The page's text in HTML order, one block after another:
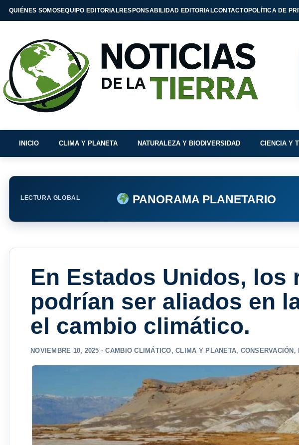
QUIÉNES SOMOSEQUIPO EDITORIALRESPONSABILIDAD EDITORIALCONTACTOPOLÍTICA DE
INICIO CLIMA Y PLANETA NATURALEZA Y BIODIVERSIDAD CIENCIA Y
LECTURA GLOBAL PANORAMA PLANETARIO
En Estados Unidos, los
podrían ser aliados en
el cambio climático.
NOVIEMBRE 10, 2025 ·CAMBIO CLIMÁTICO,CLIMA Y PLANETA, CONSERVACIÓN ,